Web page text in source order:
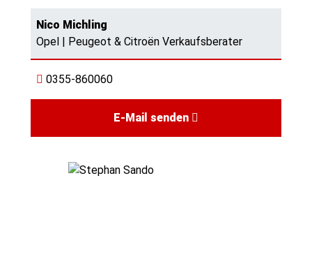
Nico Michling
Opel | Peugeot & Citroën Verkaufsberater
0355-860060
E-Mail senden